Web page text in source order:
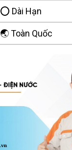
⭕ Dài Hạn
🌏 Toàn Quốc